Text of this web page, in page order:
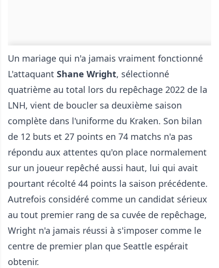
Un mariage qui n'a jamais vraiment fonctionné
L'attaquant Shane Wright, sélectionné
quatrième au total lors du repêchage 2022 de la
LNH, vient de boucler sa deuxième saison
complète dans l'uniforme du Kraken. Son bilan
de 12 buts et 27 points en 74 matchs n'a pas
répondu aux attentes qu'on place normalement
sur un joueur repêché aussi haut, lui qui avait
pourtant récolté 44 points la saison précédente.
Autrefois considéré comme un candidat sérieux
au tout premier rang de sa cuvée de repêchage,
Wright n'a jamais réussi à s'imposer comme le
centre de premier plan que Seattle espérait
obtenir.